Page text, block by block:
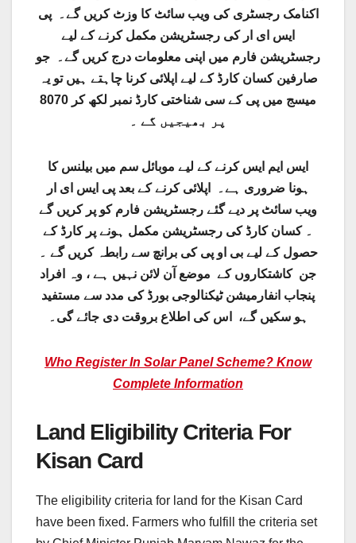
اکنامک رجسٹری کی ویب سائٹ کا وزٹ کریں گے۔ پی
ایس ای ار کی رجسٹریشن مکمل کرنے کے لیے
رجسٹریشن فارم میں اپنی معلومات درج کریں گے۔ جو
صارفین کسان کارڈ کے لیے اپلائی کرنا چاہتے ہیں تو یہ
میسج میں پی کے سی شناختی کارڈ نمبر لکھ کر 8070
پر بھیجیں گے ۔
ایس ایم ایس کرنے کے لیے موبائل سم میں بیلنس کا
ہونا ضروری ہے۔ اپلائی کرنے کے بعد پی ایس ای ار
ویب سائٹ پر دیے گئے رجسٹریشن فارم کو پر کریں گے
۔ کسان کارڈ کی رجسٹریشن مکمل ہونے پر کارڈ کے
حصول کے لیے بی او پی کی برانچ سے رابطہ کریں گے ۔
جن کاشتکاروں کے موضع آن لائن نہیں ہے ، وہ افراد
پنجاب انفارمیشن ٹیکنالوجی بورڈ کی مدد سے مستفید
ہو سکیں گے، اس کی اطلاع بروقت دی جائے گی۔
Who Register In Solar Panel Scheme? Know
Complete Information
Land Eligibility Criteria For
Kisan Card
The eligibility criteria for land for the Kisan Card
have been fixed. Farmers who fulfill the criteria set